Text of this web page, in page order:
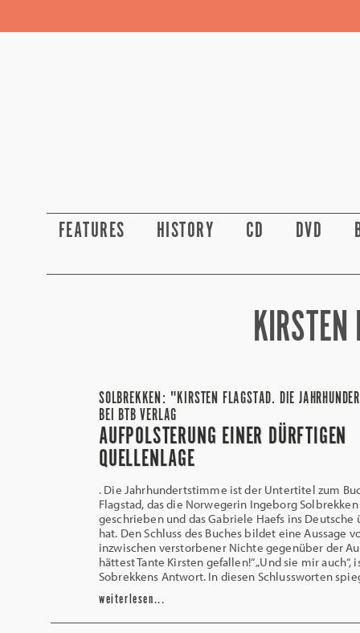
FEATURES HISTORY CD DVD
KIRSTEN
SOLBREKKEN: "KIRSTEN FLAGSTAD. DIE
BEI BTB VERLAG
AUFPOLSTERUNG EINER DÜRFTIGEN
QUELLENLAGE
. Die Jahrhundertstimme ist der Untertitel zum
Flagstad, das die Norwegerin Ingeborg Solbrekken
geschrieben und das Gabriele Haefs ins Deutsche
hat. Den Schluss des Buches bildet eine Aussage
inzwischen verstorbener Nichte gegenüber der
hättest Tante Kirsten gefallen!“ „Und sie mir auch“,
Sobrekkens Antwort. In diesen Schlussworten
weiterlesen...